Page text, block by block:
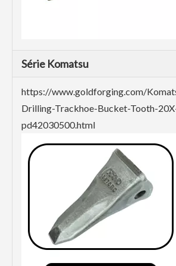
Série Komatsu
https://www.goldforging.com/
Drilling-Trackhoe-Bucket-Tooth-
pd42030500.html